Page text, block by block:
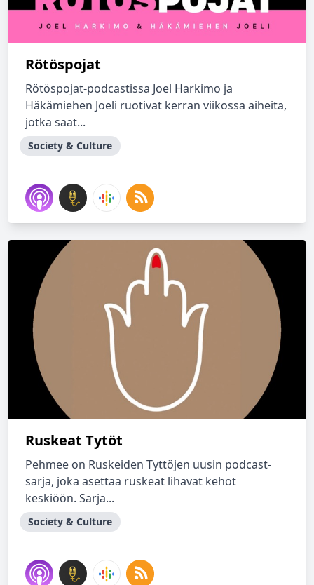
Rötöspojat
Rötöspojat-podcastissa Joel Harkimo ja
Häkämiehen Joeli ruotivat kerran viikossa aiheita,
jotka saat...
Society & Culture
Ruskeat Tytöt
Pehmee on Ruskeiden Tyttöjen uusin podcast-
sarja, joka asettaa ruskeat lihavat kehot
keskiöön. Sarja...
Society & Culture